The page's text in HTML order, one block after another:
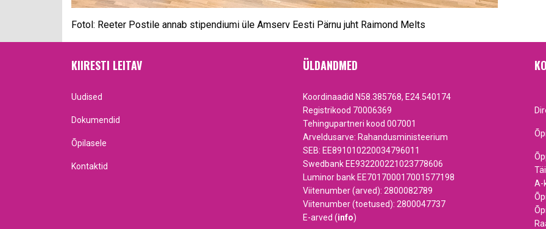
Fotol: Reeter Postile annab stipendiumi üle Amserv Eesti Pärnu juht Raimond Melts
KIIRESTI LEITAV
Uudised
Dokumendid
Õpilasele
Kontaktid
ÜLDANDMED
Koordinaadid N58.385768, E24.540174
Registrikood 70006369
Tehingupartneri kood 007001
Arveldusarve: Rahandusministeerium
SEB: EE891010220034796011
Swedbank EE932200221023778606
Luminor bank EE701700017001577198
Viitenumber (arved): 2800082789
Viitenumber (toetused): 2800047737
E-arved (info)
A-